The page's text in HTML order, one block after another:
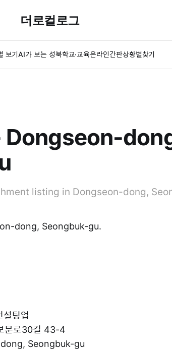
더로컬로그
보기AI가 보는 성북학교·교육온라인간판상황별찾기
Dongseon-
listing in Dongseon-dong,
dong, Seongbuk-gu.
팅업
문로30길 43-4
Seongbuk-gu